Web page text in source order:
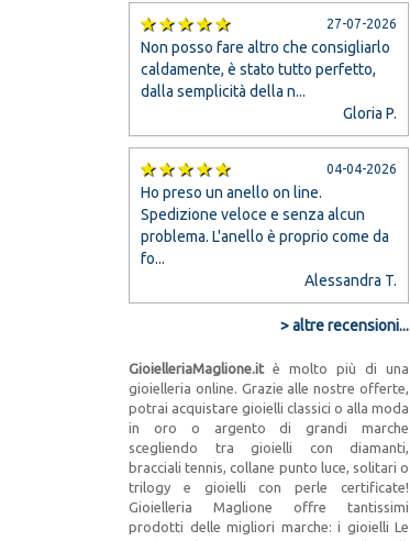
27-07-2026
Non posso fare altro che consigliarlo
caldamente, è stato tutto perfetto,
dalla semplicità della n...
Gloria P.
04-04-2026
Ho preso un anello on line.
Spedizione veloce e senza alcun
problema. L'anello è proprio come da
fo...
Alessandra T.
> altre recensioni...
GioielleriaMaglione.itè molto più di una
gioielleria online. Grazie alle nostre offerte,
potrai acquistare gioielli classici o alla moda
in oro o argento di grandi marche
scegliendo tra gioielli con diamanti,
bracciali tennis, collane punto luce, solitari o
trilogy e gioielli con perle certificate!
Gioielleria Maglione offre tantissimi
prodotti delle migliori marche: i gioielli Le